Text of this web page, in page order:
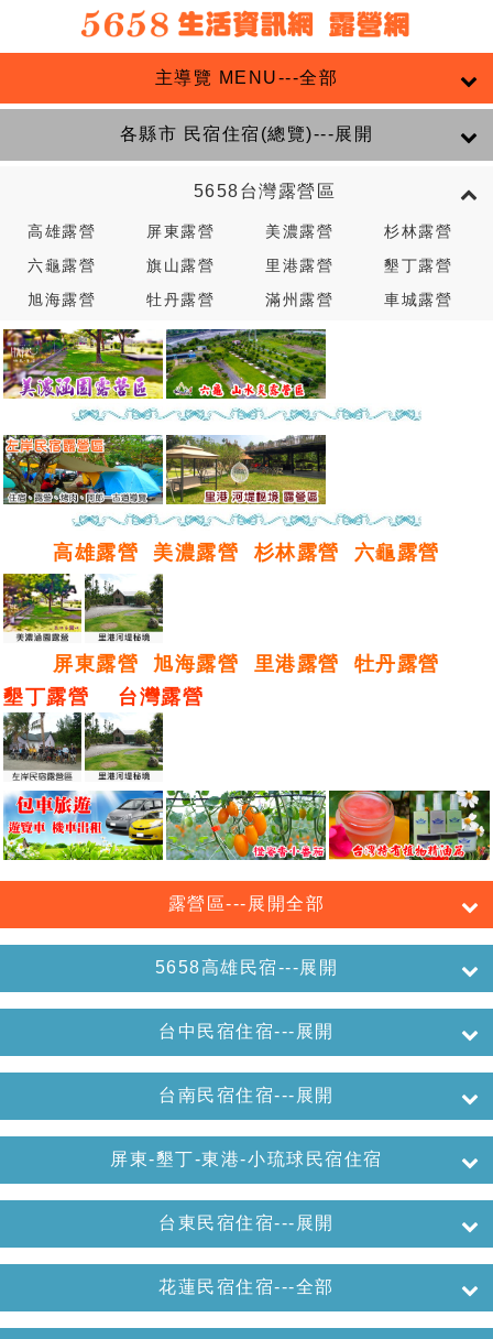
主導覽 MENU---全部
各縣市 民宿住宿(總覽)---展開
5658台灣露營區
高雄露營 屏東露營 美濃露營 杉林露營
六龜露營 旗山露營 里港露營 墾丁露營
旭海露營 牡丹露營 滿州露營 車城露營
高雄露營 美濃露營 杉林露營 六龜露營
屏東露營 旭海露營 里港露營
牡丹露營
墾丁露營
台灣露營
露營區---展開全部
5658高雄民宿---展開
台中民宿住宿---展開
台南民宿住宿---展開
屏東-墾丁-東港-小琉球民宿住宿
台東民宿住宿---展開
花蓮民宿住宿---全部